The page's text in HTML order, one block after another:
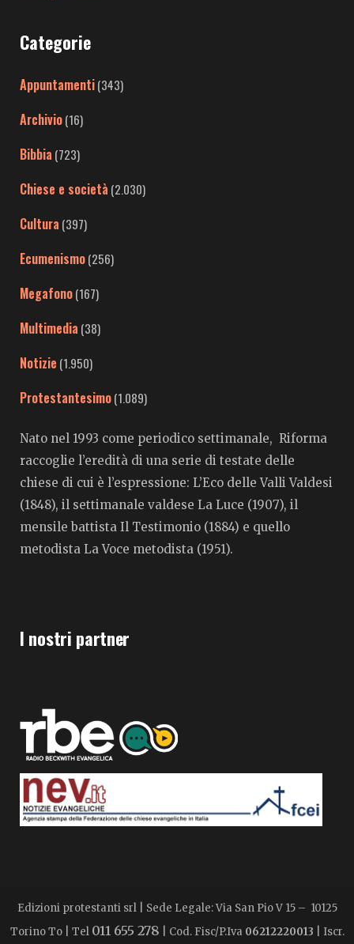
Categorie
Appuntamenti(343)
Archivio(16)
Bibbia (723)
Chiese e società (2.030)
Cultura (397)
Ecumenismo(256)
Megafono(167)
Multimedia (38)
Notizie (1.950)
Protestantesimo(1.089)
Nato nel 1993 come periodico settimanale, Riforma
raccoglie l’eredità di una serie di testate delle
chiese di cui è l’espressione: L’Eco delle Valli Valdesi
(1848), il settimanale valdese La Luce (1907), il
mensile battista Il Testimonio (1884) e quello
metodista La Voce metodista (1951).
I nostri partner
Edizioni protestanti srl | Sede Legale: Via San Pio V 15 – 10125
Torino To | Tel 011 655 278 | Cod. Fisc/P.Iva 06212220013 | Iscr.